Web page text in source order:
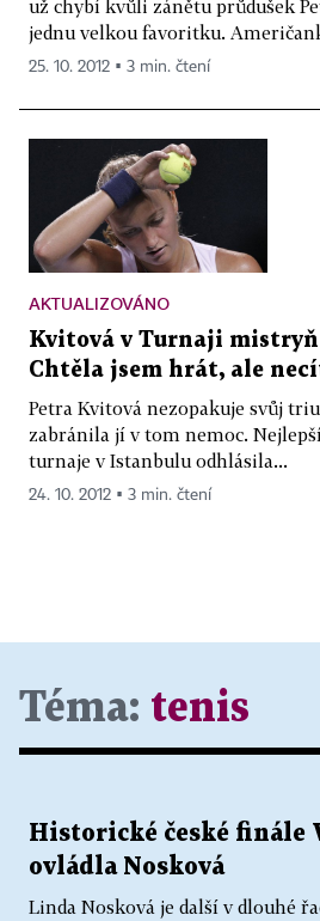
už chybí kvůli zánětu průdušek
jednu velkou favoritku.
25. 10. 2012 ▪ 3 min. čtení
AKTUALIZOVÁNO
Kvitová v Turnaji
Chtěla jsem hrát, ale
Petra Kvitová nezopakuje svůj
zabránila jí v tom nemoc.
turnaje v Istanbulu odhlásila...
24. 10. 2012 ▪ 3 min. čtení
Téma: tenis
Historické české finále
ovládla Nosková
Linda Nosková je další v dlouhé